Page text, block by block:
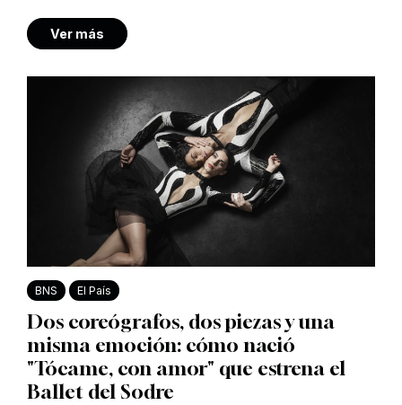
Ver más
BNS El País
Dos coreógrafos, dos piezas y una
misma emoción: cómo nació
"Tócame, con amor" que estrena el
Ballet del Sodre